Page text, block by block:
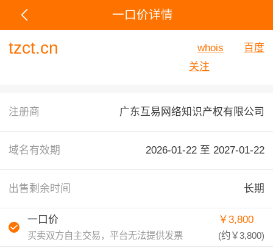
一口价详情
tzct.cn whois
百度
关注
注册商 广东互易网络知识产权有限公司
域名有效期 2026-01-22 至 2027-01-22
出售剩余时间 长期
一口价
买卖双方自主交易，平台无法提供发票
￥3,800
(约￥3,800)